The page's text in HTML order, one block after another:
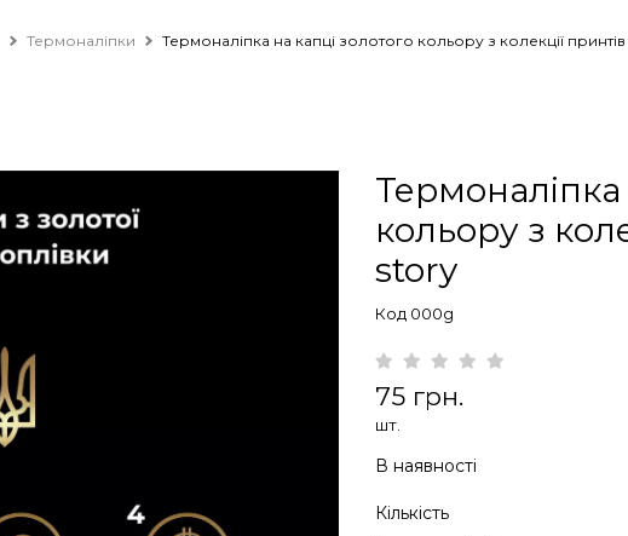
Термоналіпки Термоналіпка на капці золотого кольору з колекції
Термоналіпка
кольору з
story
Код 000g
75 грн.
шт.
В наявності
Кількість